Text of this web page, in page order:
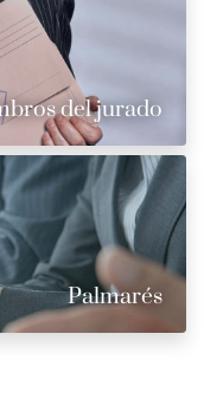
del jurado
Palmarés